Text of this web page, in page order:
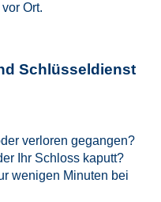
Ort.
Schlüsseldienst
verloren gegangen?
Ihr Schloss kaputt?
wenigen Minuten bei